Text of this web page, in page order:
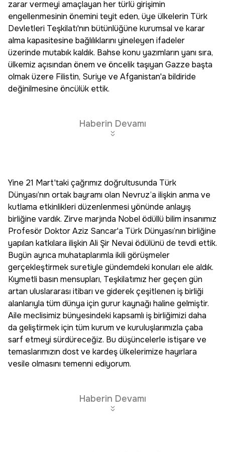
zarar vermeyi amaçlayan her türlü girişimin
engellenmesinin önemini teyit eden, üye ülkelerin Türk
Devletleri Teşkilatı'nın bütünlüğüne kurumsal ve karar
alma kapasitesine bağlılıklarını yineleyen ifadeler
üzerinde mutabık kaldık. Bahse konu yazımların yanı sıra,
ülkemiz açısından önem ve öncelik taşıyan Gazze başta
olmak üzere Filistin, Suriye ve Afganistan'a bildiride
değinilmesine öncülük ettik.
Haberin Devamı
Yine 21 Mart'taki çağrımız doğrultusunda Türk
Dünyası’nın ortak bayramı olan Nevruz’a ilişkin anma ve
kutlama etkinlikleri düzenlenmesi yönünde anlayış
birliğine vardık. Zirve marjında Nobel ödüllü bilim insanımız
Profesör Doktor Aziz Sancar'a Türk Dünyası’nın birliğine
yapılan katkılara ilişkin Ali Şir Nevai ödülünü de tevdi ettik.
Bugün ayrıca muhataplarımla ikili görüşmeler
gerçekleştirmek suretiyle gündemdeki konuları ele aldık.
Kıymetli basın mensupları, Teşkilatımız her geçen gün
artan uluslararası itibarı ve giderek çeşitlenen iş birliği
alanlarıyla tüm dünya için gurur kaynağı haline gelmiştir.
Aile meclisimiz bünyesindeki kapsamlı iş birliğimizi daha
da geliştirmek için tüm kurum ve kuruluşlarımızla çaba
sarf etmeyi sürdüreceğiz. Bu düşüncelerle istişare ve
temaslarımızın dost ve kardeş ülkelerimize hayırlara
vesile olmasını temenni ediyorum.
Haberin Devamı